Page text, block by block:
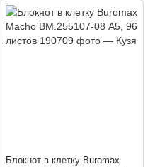
Блокнот в клетку Buromax